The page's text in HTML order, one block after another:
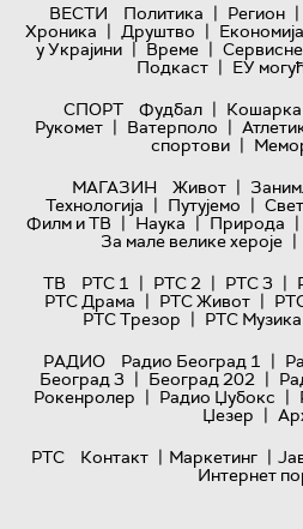
ВЕСТИ Политика | Регион |
Хроника | Друштво | Економија
у Украјини | Време |
Подкаст | ЕУ
СПОРТ
Фудбал | Кошарка
Рукомет | Ватерполо |
спортови |
МАГАЗИН
Живот |
Технологијa | Путујемо |
Филм и ТВ | Наука | Природа |
За мале велике хероје |
ТВ
РТС 1 | РТС 2 | РТС 3 |
РТС Драма | РТС Живот |
РТС Трезор | РТС Музика
РАДИО
Радио Београд 1 |
Београд 3 | Београд 202 |
Рокенролер | Радио Џубокс |
Џезер |
РТС
Контакт | Маркетинг |
Интернет